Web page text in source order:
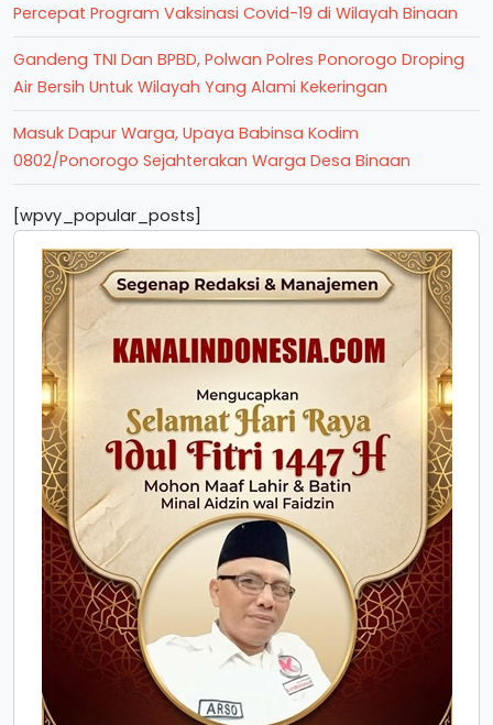
Percepat Program Vaksinasi Covid-19 di Wilayah Binaan
Gandeng TNI Dan BPBD, Polwan Polres Ponorogo Droping
Air Bersih Untuk Wilayah Yang Alami Kekeringan
Masuk Dapur Warga, Upaya Babinsa Kodim
0802/Ponorogo Sejahterakan Warga Desa Binaan
[wpvy_popular_posts]